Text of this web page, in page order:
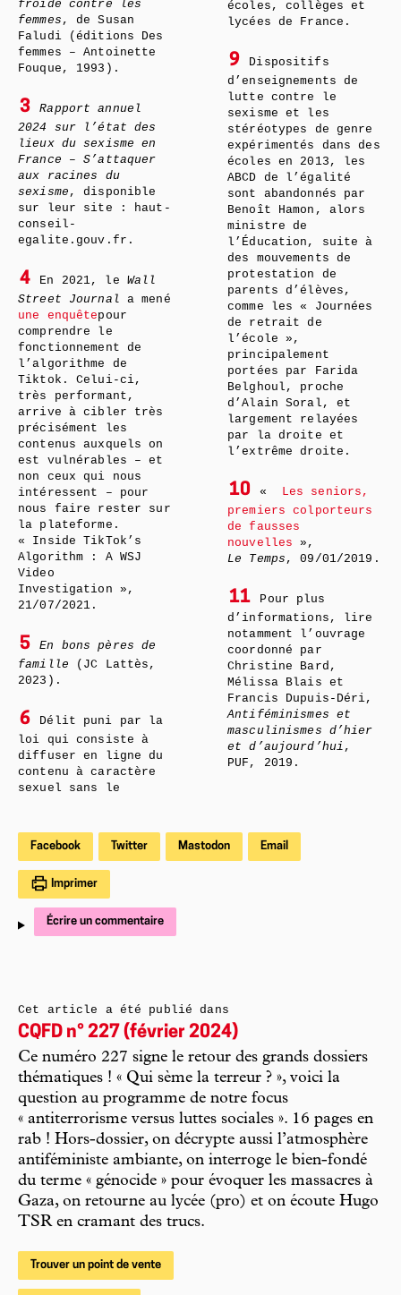
froide contre les
femmes , de Susan
Faludi (éditions Des
femmes – Antoinette
Fouque, 1993).
3
Rapport annuel
2024 sur l’état des
lieux du sexisme en
France – S’attaquer
aux racines du
sexisme , disponible
sur leur site : haut-
conseil-
egalite.gouv.fr.
4 En 2021, le Wall
Street Journal a mené
une enquêtepour
comprendre le
fonctionnement de
l’algorithme de
Tiktok. Celui-ci,
très performant,
arrive à cibler très
précisément les
contenus auxquels on
est vulnérables – et
non ceux qui nous
intéressent – pour
nous faire rester sur
la plateforme.
« Inside TikTok’s
Algorithm : A WSJ
Video
Investigation »,
21/07/2021.
5
En bons pères de
famille (JC Lattès,
2023).
6
Délit puni par la
loi qui consiste à
diffuser en ligne du
contenu à caractère
sexuel sans le
écoles, collèges et
lycées de France.
9
Dispositifs
d’enseignements de
lutte contre le
sexisme et les
stéréotypes de genre
expérimentés dans des
écoles en 2013, les
ABCD de l’égalité
sont abandonnés par
Benoît Hamon, alors
ministre de
l’Éducation, suite à
des mouvements de
protestation de
parents d’élèves,
comme les « Journées
de retrait de
l’école »,
principalement
portées par Farida
Belghoul, proche
d’Alain Soral, et
largement relayées
par la droite et
l’extrême droite.
10 «
Les seniors,
premiers colporteurs
de fausses
nouvelles »,
Le Temps , 09/01/2019.
11
Pour plus
d’informations, lire
notamment l’ouvrage
coordonné par
Christine Bard,
Mélissa Blais et
Francis Dupuis-Déri,
Antiféminismes et
masculinismes d’hier
et d’aujourd’hui ,
PUF, 2019.
Facebook Twitter Mastodon Email
Imprimer
Écrire un commentaire
Cet article a été publié dans
CQFD n° 227 (février 2024)
Ce numéro 227 signe le retour des grands dossiers
thématiques ! « Qui sème la terreur ? », voici la
question au programme de notre focus
« antiterrorisme versus luttes sociales ». 16 pages en
rab ! Hors-dossier, on décrypte aussi l’atmosphère
antiféministe ambiante, on interroge le bien-fondé
du terme « génocide » pour évoquer les massacres à
Gaza, on retourne au lycée (pro) et on écoute Hugo
TSR en cramant des trucs.
Trouver un point de vente